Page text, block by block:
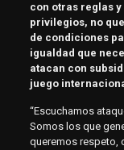
con otras reglas
privilegios, no
de condiciones
igualdad que
atacan con
juego
“Escuchamos
Somos los que
queremos respeto,